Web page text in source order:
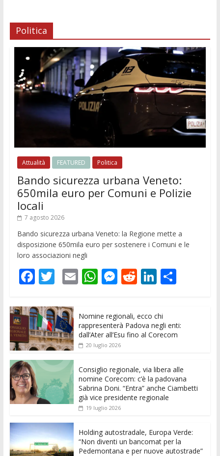
Politica
Attualità FEATURED Politica
Bando sicurezza urbana Veneto:
650mila euro per Comuni e Polizie
locali
7 agosto 2026
Bando sicurezza urbana Veneto: la Regione mette a
disposizione 650mila euro per sostenere i Comuni e le
loro associazioni negli
F
e
b
o
o
k
T
itt
er
E
l
W
s
A
p
p
M
ss
e
n
er
R
di
t
Li
k
e
dI
C
di
vi
Nomine regionali, ecco chi
rappresenterà Padova negli enti:
dall’Ater all’Esu fino al Corecom
20 luglio 2026
Consiglio regionale, via libera alle
nomine Corecom: c’è la padovana
Sabrina Doni. “Entra” anche Ciambetti
già vice presidente regionale
19 luglio 2026
Holding autostradale, Europa Verde:
“Non diventi un bancomat per la
Pedemontana e per nuove autostrade”